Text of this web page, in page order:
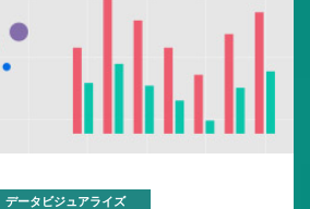
データビジュアライズ